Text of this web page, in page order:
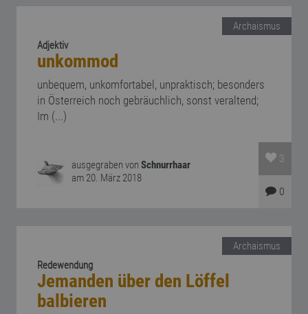
Archaismus
Adjektiv
unkommod
unbequem, unkomfortabel, unpraktisch; besonders
in Österreich noch gebräuchlich, sonst veraltend;
Im (...)
ausgegraben vonSchnurrhaar
am 20. März 2018
3
0
Archaismus
Redewendung
Jemanden über den Löffel
balbieren